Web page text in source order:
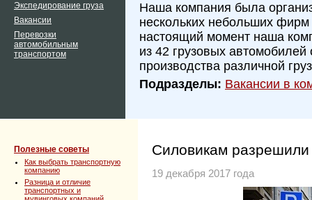
Экспедирование груза
Вакансии
Перевозки
автомобильным
транспортом
Наша компания была
нескольких небольших фирм
настоящий момент наша
из 42 грузовых автомобилей
производства различной
Подразделы: Вакансии в
Полезные советы
Как выбрать транспортную
компанию
Разница и отличие
транспортных и
Силовикам разрешили
19 декабря 2017 года